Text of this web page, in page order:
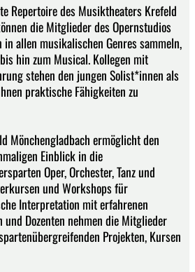
Repertoire des Musiktheaters Krefeld
die Mitglieder des Opernstudios
allen musikalischen Genres sammeln,
hin zum Musical. Kollegen mit
stehen den jungen Solist*innen als
praktische Fähigkeiten zu
Mönchengladbach ermöglicht den
Einblick in die
Oper, Orchester, Tanz und
und Workshops für
Interpretation mit erfahrenen
Dozenten nehmen die Mitglieder
Projekten, Kursen